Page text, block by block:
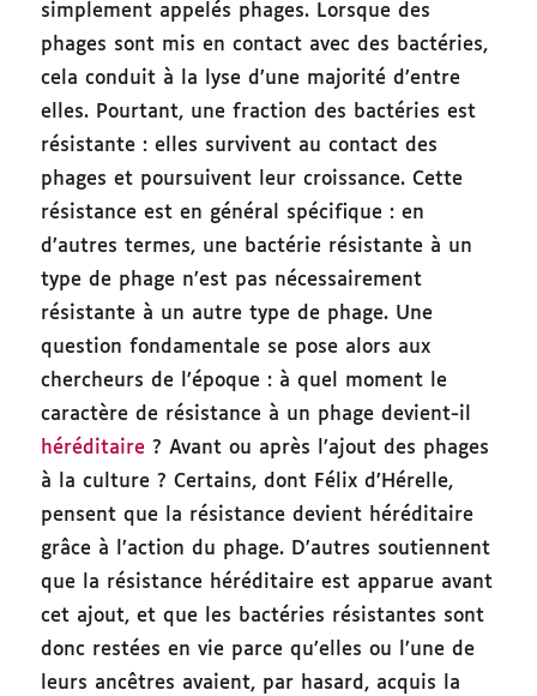
simplement appelés phages. Lorsque des
phages sont mis en contact avec des bactéries,
cela conduit à la lyse d’une majorité d’entre
elles. Pourtant, une fraction des bactéries est
résistante : elles survivent au contact des
phages et poursuivent leur croissance. Cette
résistance est en général spécifique : en
d’autres termes, une bactérie résistante à un
type de phage n’est pas nécessairement
résistante à un autre type de phage. Une
question fondamentale se pose alors aux
chercheurs de l’époque : à quel moment le
caractère de résistance à un phage devient-il
héréditaire ? Avant ou après l’ajout des phages
à la culture ? Certains, dont Félix d’Hérelle,
pensent que la résistance devient héréditaire
grâce à l’action du phage. D’autres soutiennent
que la résistance héréditaire est apparue avant
cet ajout, et que les bactéries résistantes sont
donc restées en vie parce qu’elles ou l’une de
leurs ancêtres avaient, par hasard, acquis la